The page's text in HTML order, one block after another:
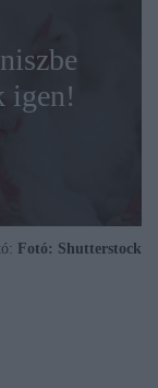
igen!
Fotó: Shutterstock